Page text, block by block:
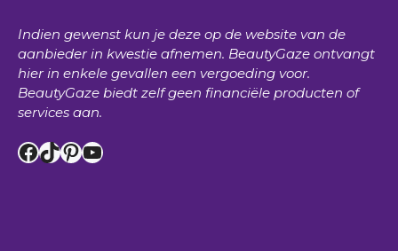
Indien gewenst kun je deze op de website van de
aanbieder in kwestie afnemen. BeautyGaze ontvangt
hier in enkele gevallen een vergoeding voor.
BeautyGaze biedt zelf geen financiële producten of
services aan.
Facebook
TikTok
Pinterest
YouTube